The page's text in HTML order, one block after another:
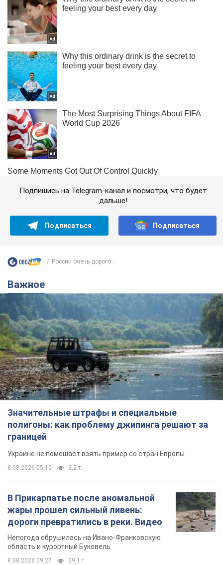
Подпишись на Telegram-канал и посмотри, что будет
дальше!
Подписаться Подписаться
России очень дорого...
Важное
Значительные штрафы и специальные
полигоны: как проблему джипинга решают за
границей
Украине не помешает взять пример со стран Европы
8.08.2026 05:10 2,2 т.
В Прикарпатье после аномальной
жары прошел сильный ливень:
дороги превратились в реки. Видео
Непогода обрушилась на Ивано-Франковскую
область и курортный Буковель
8.08.2026 09:27 29,1 т.